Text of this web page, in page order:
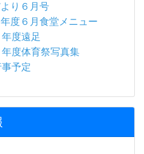
り６月号
度６月食堂メニュー
度遠足
度体育祭写真集
事予定